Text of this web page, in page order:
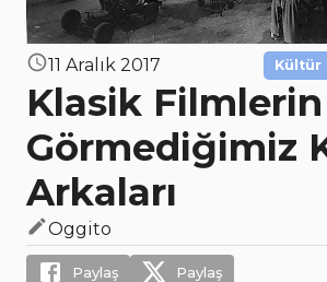
11 Aralık 2017 Kültür
Klasik Filmlerin
Görmediğimiz
Arkaları
Oggito
Paylaş Paylaş